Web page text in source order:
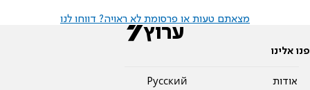
מצאתם טעות או פרסומת לא ראויה? דווחו לנו
פנו אלינו
אודות
Pусский